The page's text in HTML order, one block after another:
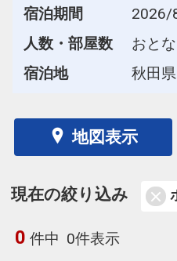
宿泊期間
2026/
人数・部屋数
おと
宿泊地
秋田県
地図表示
現在の絞り込み
0 件中 0件表示